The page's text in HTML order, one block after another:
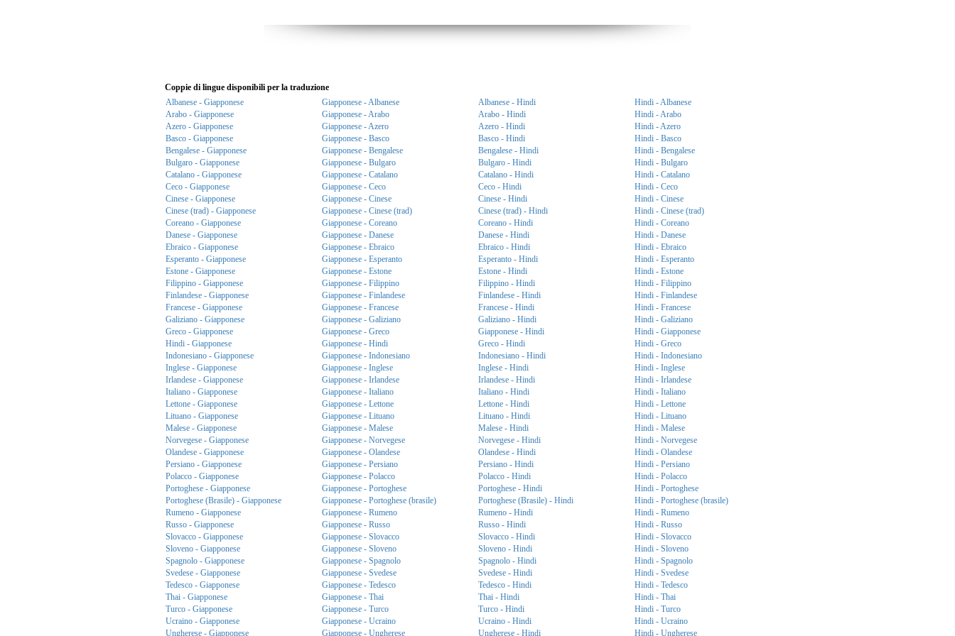
Coppie di lingue disponibili per la traduzione
Albanese - Giapponese
Giapponese - Albanese Albanese - Hindi
Hindi - Albanese
Arabo - Giapponese
Giapponese - Arabo Arabo - Hindi
Hindi - Arabo
Azero - Giapponese
Giapponese - Azero Azero - Hindi
Hindi - Azero
Basco - Giapponese
Giapponese - Basco Basco - Hindi
Hindi - Basco
Bengalese - Giapponese
Giapponese - Bengalese Bengalese - Hindi
Hindi - Bengalese
Bulgaro - Giapponese
Giapponese - Bulgaro Bulgaro - Hindi
Hindi - Bulgaro
Catalano - Giapponese
Giapponese - Catalano Catalano - Hindi
Hindi - Catalano
Ceco - Giapponese
Giapponese - Ceco Ceco - Hindi
Hindi - Ceco
Cinese - Giapponese
Giapponese - Cinese Cinese - Hindi
Hindi - Cinese
Cinese (trad) - Giapponese
Giapponese - Cinese (trad) Cinese (trad) - Hindi
Hindi - Cinese (trad)
Coreano - Giapponese
Giapponese - Coreano Coreano - Hindi
Hindi - Coreano
Danese - Giapponese
Giapponese - Danese Danese - Hindi
Hindi - Danese
Ebraico - Giapponese
Giapponese - Ebraico Ebraico - Hindi
Hindi - Ebraico
Esperanto - Giapponese
Giapponese - Esperanto Esperanto - Hindi
Hindi - Esperanto
Estone - Giapponese
Giapponese - Estone Estone - Hindi
Hindi - Estone
Filippino - Giapponese
Giapponese - Filippino Filippino - Hindi
Hindi - Filippino
Finlandese - Giapponese
Giapponese - Finlandese Finlandese - Hindi
Hindi - Finlandese
Francese - Giapponese
Giapponese - Francese Francese - Hindi
Hindi - Francese
Galiziano - Giapponese
Giapponese - Galiziano Galiziano - Hindi
Hindi - Galiziano
Greco - Giapponese
Giapponese - Greco Giapponese - Hindi
Hindi - Giapponese
Hindi - Giapponese
Giapponese - Hindi Greco - Hindi
Hindi - Greco
Indonesiano - Giapponese
Giapponese - Indonesiano Indonesiano - Hindi
Hindi - Indonesiano
Inglese - Giapponese
Giapponese - Inglese Inglese - Hindi
Hindi - Inglese
Irlandese - Giapponese
Giapponese - Irlandese Irlandese - Hindi
Hindi - Irlandese
Italiano - Giapponese
Giapponese - Italiano Italiano - Hindi
Hindi - Italiano
Lettone - Giapponese
Giapponese - Lettone Lettone - Hindi
Hindi - Lettone
Lituano - Giapponese
Giapponese - Lituano Lituano - Hindi
Hindi - Lituano
Malese - Giapponese
Giapponese - Malese Malese - Hindi
Hindi - Malese
Norvegese - Giapponese
Giapponese - Norvegese Norvegese - Hindi
Hindi - Norvegese
Olandese - Giapponese
Giapponese - Olandese Olandese - Hindi
Hindi - Olandese
Persiano - Giapponese
Giapponese - Persiano Persiano - Hindi
Hindi - Persiano
Polacco - Giapponese
Giapponese - Polacco Polacco - Hindi
Hindi - Polacco
Portoghese - Giapponese
Giapponese - Portoghese Portoghese - Hindi
Hindi - Portoghese
Portoghese (Brasile) - Giapponese
Giapponese - Portoghese (brasile) Portoghese (Brasile) - Hindi
Hindi - Portoghese (brasile)
Rumeno - Giapponese
Giapponese - Rumeno Rumeno - Hindi
Hindi - Rumeno
Russo - Giapponese
Giapponese - Russo Russo - Hindi
Hindi - Russo
Slovacco - Giapponese
Giapponese - Slovacco Slovacco - Hindi
Hindi - Slovacco
Sloveno - Giapponese
Giapponese - Sloveno Sloveno - Hindi
Hindi - Sloveno
Spagnolo - Giapponese
Giapponese - Spagnolo Spagnolo - Hindi
Hindi - Spagnolo
Svedese - Giapponese
Giapponese - Svedese Svedese - Hindi
Hindi - Svedese
Tedesco - Giapponese
Giapponese - Tedesco Tedesco - Hindi
Hindi - Tedesco
Thai - Giapponese
Giapponese - Thai Thai - Hindi
Hindi - Thai
Turco - Giapponese
Giapponese - Turco Turco - Hindi
Hindi - Turco
Ucraino - Giapponese
Giapponese - Ucraino Ucraino - Hindi
Hindi - Ucraino
Ungherese - Giapponese
Giapponese - Ungherese Ungherese - Hindi Hindi - Ungherese